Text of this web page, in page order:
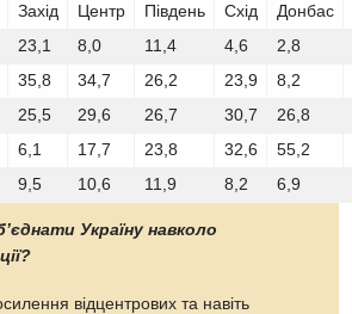
Захід Центр Південь Схід
Донбас
23,1 8,0 11,4 4,6
2,8
35,8 34,7 26,2 23,9
8,2
25,5 29,6 26,7 30,7
26,8
6,1 17,7 23,8 32,6
55,2
9,5 10,6 11,9 8,2 6,9
Україну навколо
відцентрових та навіть